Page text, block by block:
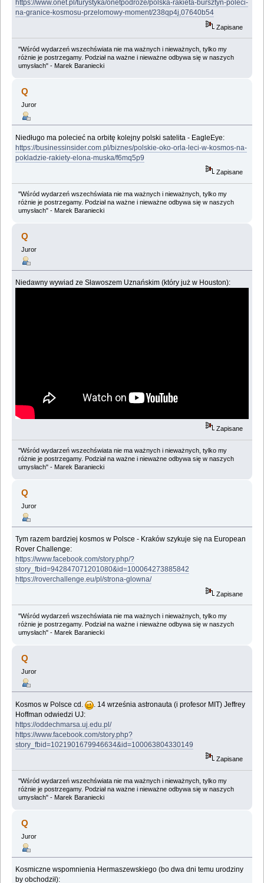
https://www.onet.pl/turystyka/onetpodroze/polska-rakieta-bursztyn-poleci-
na-granice-kosmosu-przelomowy-moment/238qp4j,07640b54
Zapisane
"Wśród wydarzeń wszechświata nie ma ważnych i nieważnych, tylko my
różnie je postrzegamy. Podział na ważne i nieważne odbywa się w naszych
umysłach" - Marek Baraniecki
Q
Juror
Niedługo ma polecieć na orbitę kolejny polski satelita - EagleEye:
https://businessinsider.com.pl/biznes/polskie-oko-orla-leci-w-kosmos-na-
pokladzie-rakiety-elona-muska/f6mq5p9
Zapisane
"Wśród wydarzeń wszechświata nie ma ważnych i nieważnych, tylko my
różnie je postrzegamy. Podział na ważne i nieważne odbywa się w naszych
umysłach" - Marek Baraniecki
Q
Juror
Niedawny wywiad ze Sławoszem Uznańskim (który już w Houston):
Zapisane
"Wśród wydarzeń wszechświata nie ma ważnych i nieważnych, tylko my
różnie je postrzegamy. Podział na ważne i nieważne odbywa się w naszych
umysłach" - Marek Baraniecki
Q
Juror
Tym razem bardziej kosmos w Polsce - Kraków szykuje się na European
Rover Challenge:
https://www.facebook.com/story.php/?
story_fbid=942847071201080&id=100064273885842
https://roverchallenge.eu/pl/strona-glowna/
Zapisane
"Wśród wydarzeń wszechświata nie ma ważnych i nieważnych, tylko my
różnie je postrzegamy. Podział na ważne i nieważne odbywa się w naszych
umysłach" - Marek Baraniecki
Q
Juror
Kosmos w Polsce cd.
. 14 września astronauta (i profesor MIT) Jeffrey
Hoffman odwiedzi UJ:
https://oddechmarsa.uj.edu.pl/
https://www.facebook.com/story.php?
story_fbid=1021901679946634&id=100063804330149
Zapisane
"Wśród wydarzeń wszechświata nie ma ważnych i nieważnych, tylko my
różnie je postrzegamy. Podział na ważne i nieważne odbywa się w naszych
umysłach" - Marek Baraniecki
Q
Juror
Kosmiczne wspomnienia Hermaszewskiego (bo dwa dni temu urodziny
by obchodził):